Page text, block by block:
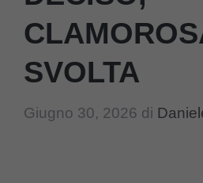
SVOLTA
Giugno 30, 2026 di